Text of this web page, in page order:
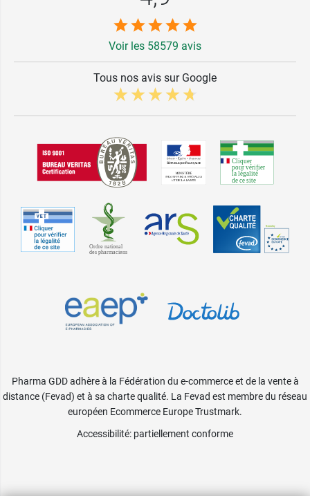
Voir les 58579 avis
Tous nos avis sur Google
Pharma GDD adhère à la Fédération du e-commerce et de la vente à
distance (Fevad) et à sa charte qualité. La Fevad est membre du réseau
européen Ecommerce Europe Trustmark.
Accessibilité: partiellement conforme